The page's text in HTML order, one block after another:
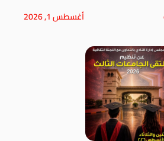
أغسطس 1, 2026